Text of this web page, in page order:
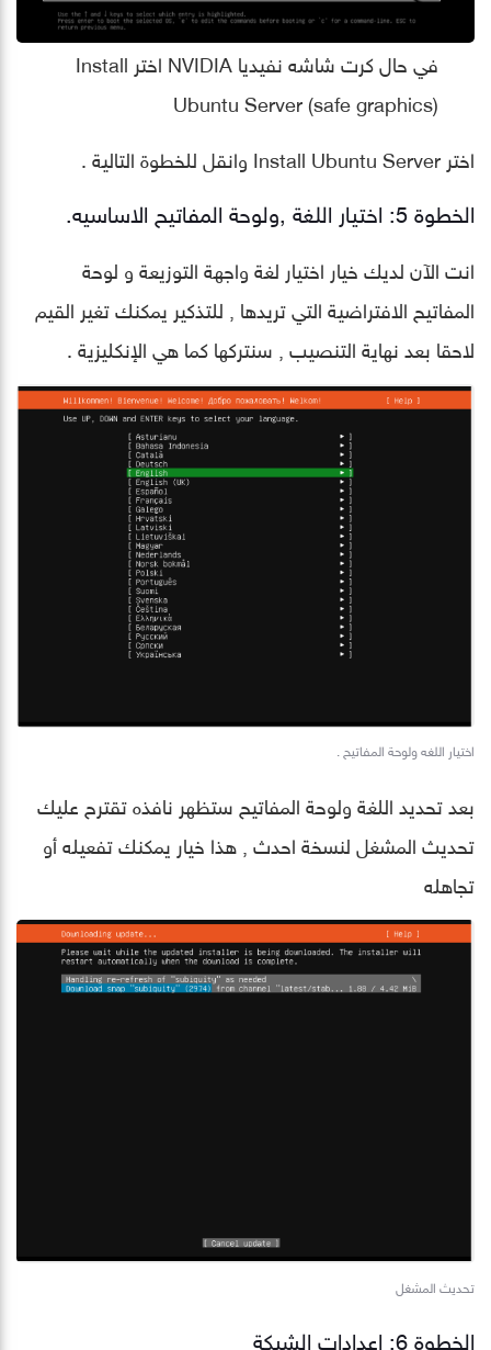
في حال كرت شاشه نفيديا NVIDIA اختر Install
Ubuntu Server (safe graphics)
اختر Install Ubuntu Server وانقل للخطوة التالية .
الخطوة 5: اختيار اللغة ,ولوحة المفاتيح الاساسيه.
انت الآن لديك خيار اختيار لغة واجهة التوزيعة و لوحة
المفاتيح الافتراضية التي تريدها , للتذكير يمكنك تغير القيم
لاحقا بعد نهاية التنصيب , سنتركها كما هي الإنكليزية .
اختيار اللغه ولوحة المفاتيح .
بعد تحديد اللغة ولوحة المفاتيح ستظهر نافذه تقترح عليك
تحديث المشغل لنسخة احدث , هذا خيار يمكنك تفعيله أو
تجاهله
تحديث المشغل
الخطوة 6: إعدادات الشبكة